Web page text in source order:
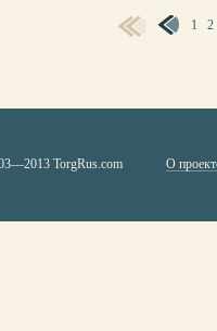
1 2
TorgRus.com О